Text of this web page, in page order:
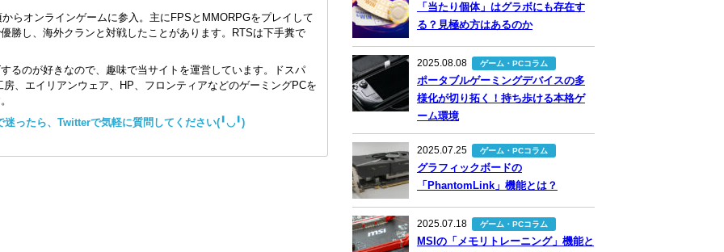
らオンラインゲームに参入。主にFPSとMMORPGをプレイして
勝し、海外クランと対戦したことがあります。RTSは下手糞で
るのが好きなので、趣味で当サイトを運営しています。ドスパ
、エイリアンウェア、HP、フロンティアなどのゲーミングPCを
迷ったら、Twitterで気軽に質問してください(╹◡╹)
「当たり個体」はグラボにも存在す
る？見極め方はあるのか
2025.08.08 ゲーム・PCコラム
ポータブルゲーミングデバイスの多
様化が切り拓く！持ち歩ける本格ゲ
ーム環境
2025.07.25 ゲーム・PCコラム
グラフィックボードの
「PhantomLink」機能とは？
2025.07.18 ゲーム・PCコラム
MSIの「メモリトレーニング」機能と